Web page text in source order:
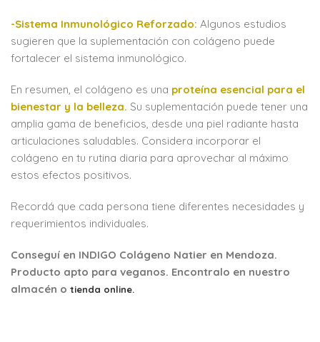
-Sistema Inmunológico Reforzado: Algunos estudios
sugieren que la suplementación con colágeno puede
fortalecer el sistema inmunológico.
En resumen, el colágeno es una proteína esencial para el
bienestar y la belleza. Su suplementación puede tener una
amplia gama de beneficios, desde una piel radiante hasta
articulaciones saludables. Considera incorporar el
colágeno en tu rutina diaria para aprovechar al máximo
estos efectos positivos.
Recordá que cada persona tiene diferentes necesidades y
requerimientos individuales.
Conseguí en INDIGO Colágeno Natier en Mendoza.
Producto apto para veganos. Encontralo en nuestro
almacén o tienda online.